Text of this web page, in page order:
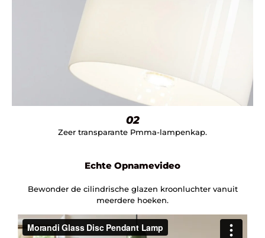
02
Zeer transparante Pmma-lampenkap.
Echte Opnamevideo
Bewonder de cilindrische glazen kroonluchter vanuit
meerdere hoeken.